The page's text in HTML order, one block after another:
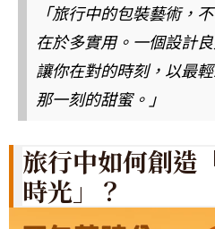
「旅行中的包裝藝術，
在於多實用。一個設計
讓你在對的時刻，以最
那一刻的甜蜜。」
旅行中如何創造
時光」？